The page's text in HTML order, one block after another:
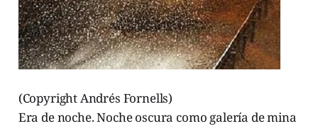
(Copyright Andrés Fornells)
Era de noche. Noche oscura como galería de mina